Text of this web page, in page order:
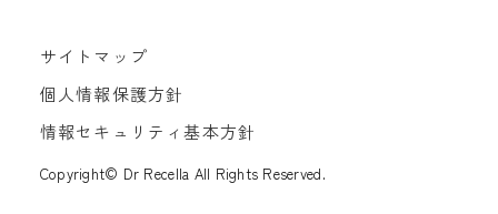
サイトマップ
個人情報保護方針
情報セキュリティ基本方針
Copyright© Dr Recella All Rights Reserved.